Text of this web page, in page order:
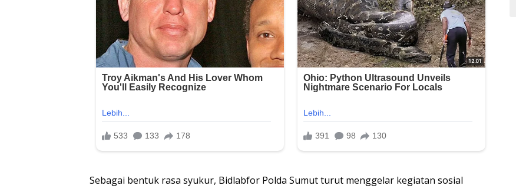
Sebagai bentuk rasa syukur, Bidlabfor Polda Sumut turut menggelar kegiatan sosial